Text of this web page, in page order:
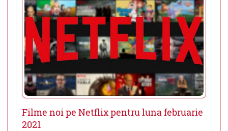
Filme noi pe Netflix pentru luna februarie
2021